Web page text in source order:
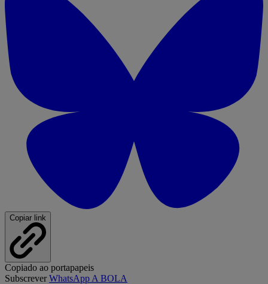
Copiar link
Copiado ao portapapeis
SubscreverWhatsApp A BOLA